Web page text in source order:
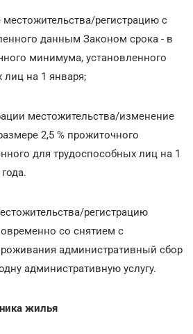
регистрацию с
данным Законом срока - в
минимума, установленного
лиц на 1 января;
местожительства/изменение
2,5 % прожиточного
для трудоспособных лиц на 1
регистрацию
со снятием с
административный сбор
административную услугу.
жилья